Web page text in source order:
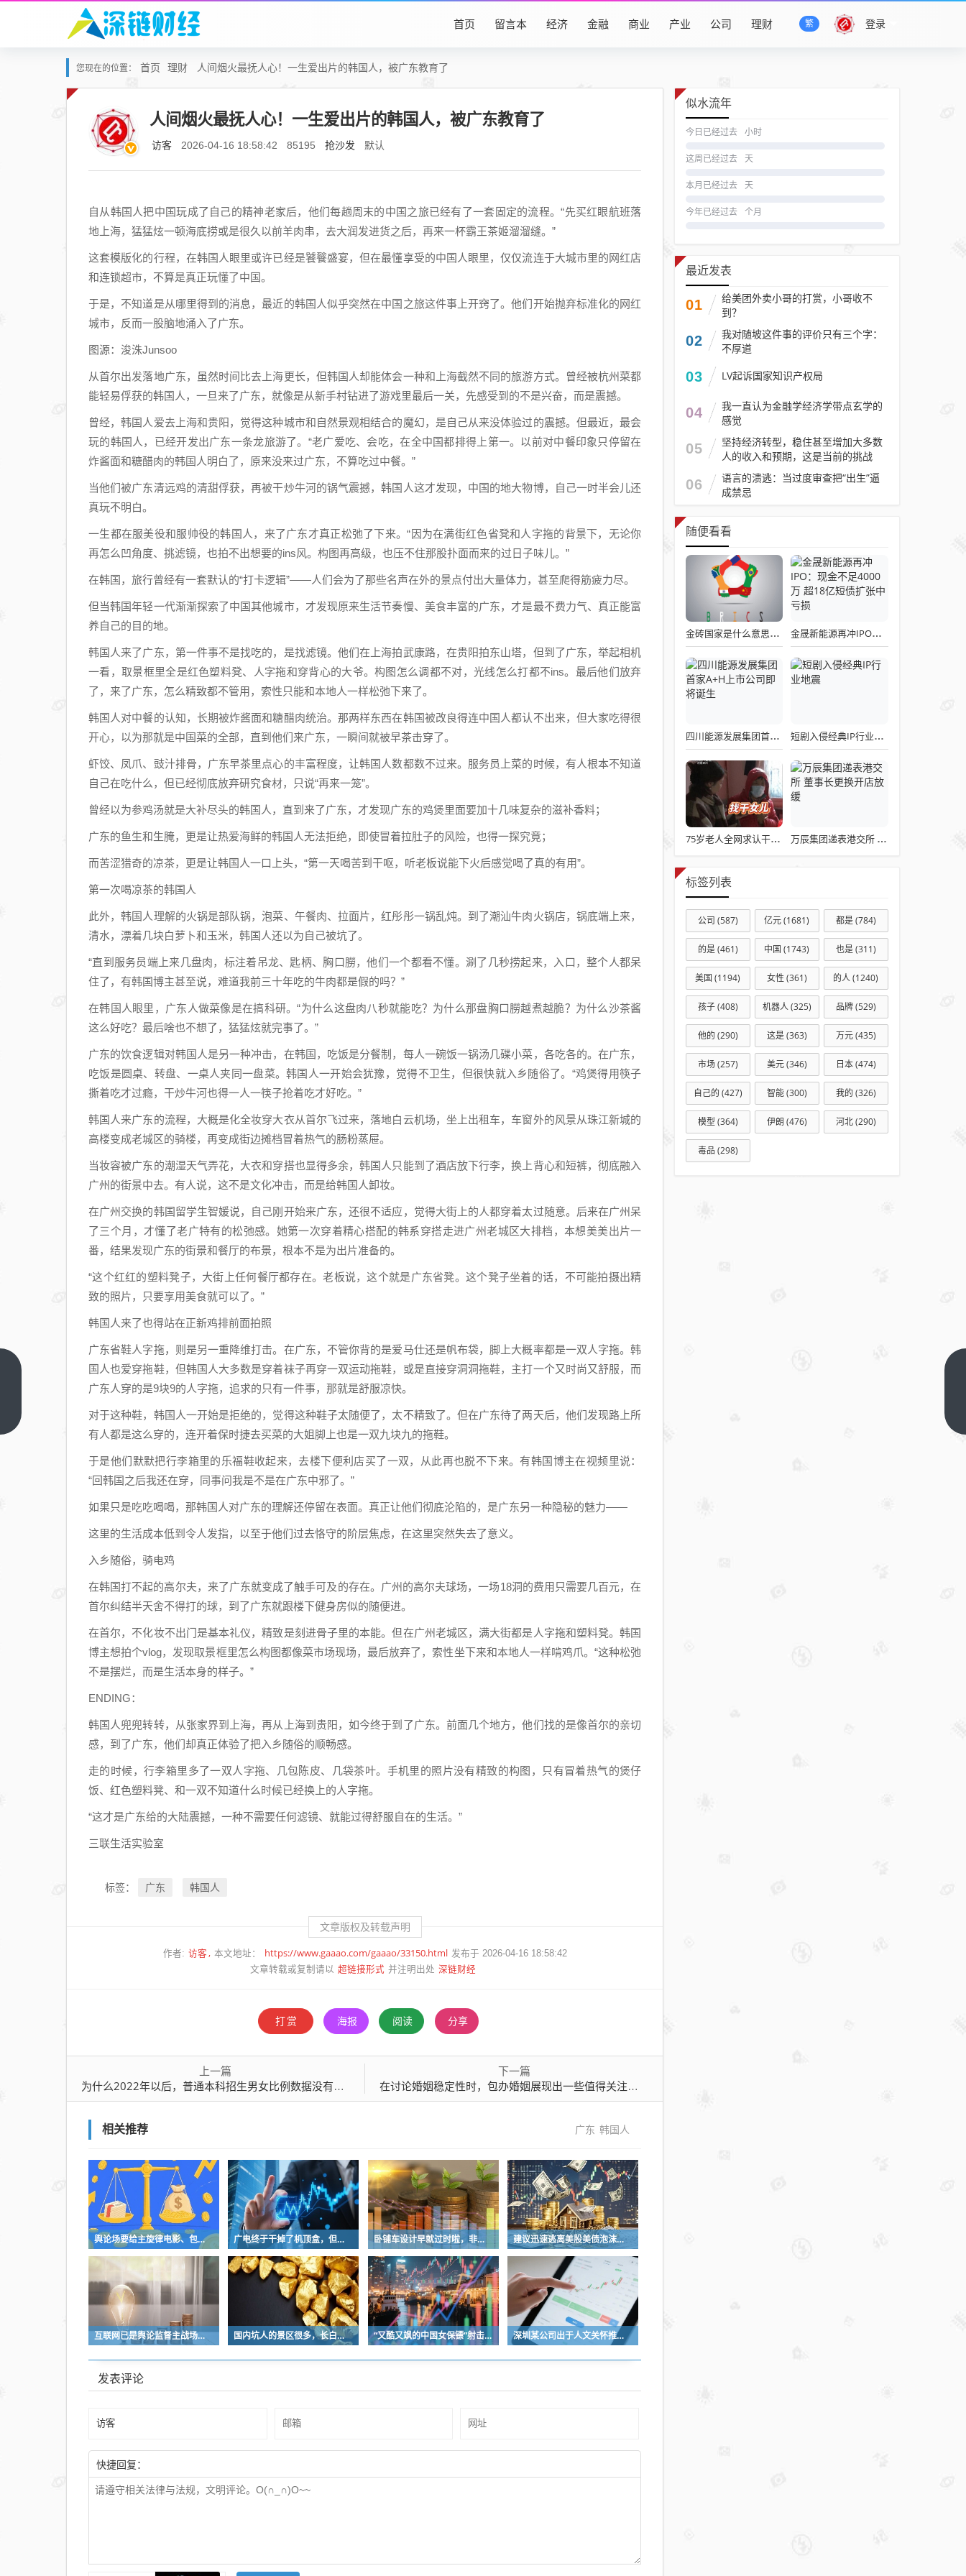
登录
繁
首页 留言本 经济 金融 商业 产业 公司 理财
您现在的位置： 首页 理财 人间烟火最抚人心！一生爱出片的韩国人，被广东教育了
人间烟火最抚人心！一生爱出片的韩国人，被广东教育了
访客 2026-04-16 18:58:42 85195 抢沙发 默认
自从韩国人把中国玩成了自己的精神老家后，他们每趟周末的中国之旅已经有了一套固定的流程。“先买红眼航班落
地上海，猛猛炫一顿海底捞或是很久以前羊肉串，去大润发进货之后，再来一杯霸王茶姬溜溜缝。”
这套模版化的行程，在韩国人眼里或许已经是饕餮盛宴，但在最懂享受的中国人眼里，仅仅流连于大城市里的网红店
和连锁超市，不算是真正玩懂了中国。
于是，不知道是从哪里得到的消息，最近的韩国人似乎突然在中国之旅这件事上开窍了。他们开始抛弃标准化的网红
城市，反而一股脑地涌入了广东。
图源：浚洙Junsoo
从首尔出发落地广东，虽然时间比去上海更长，但韩国人却能体会一种和上海截然不同的旅游方式。曾经被杭州菜都
能轻易俘获的韩国人，一旦来了广东，就像是从新手村钻进了游戏里最后一关，先感受到的不是兴奋，而是震撼。
曾经，韩国人爱去上海和贵阳，觉得这种城市和自然景观相结合的魔幻，是自己从来没体验过的震撼。但最近，最会
玩的韩国人，已经开发出广东一条龙旅游了。“老广爱吃、会吃，在全中国都排得上第一。以前对中餐印象只停留在
炸酱面和糖醋肉的韩国人明白了，原来没来过广东，不算吃过中餐。”
当他们被广东清远鸡的清甜俘获，再被干炒牛河的锅气震撼，韩国人这才发现，中国的地大物博，自己一时半会儿还
真玩不明白。
一生都在服美役和服帅役的韩国人，来了广东才真正松弛了下来。“因为在满街红色省凳和人字拖的背景下，无论你
再怎么凹角度、挑滤镜，也拍不出想要的ins风。构图再高级，也压不住那股扑面而来的过日子味儿。”
在韩国，旅行曾经有一套默认的“打卡逻辑”——人们会为了那些名声在外的景点付出大量体力，甚至爬得筋疲力尽。
但当韩国年轻一代渐渐探索了中国其他城市，才发现原来生活节奏慢、美食丰富的广东，才是最不费力气、真正能富
养自己的目的地。
韩国人来了广东，第一件事不是找吃的，是找滤镜。他们在上海拍武康路，在贵阳拍东山塔，但到了广东，举起相机
一看，取景框里全是红色塑料凳、人字拖和穿背心的大爷。构图怎么调都不对，光线怎么打都不ins。最后他们放弃
了，来了广东，怎么精致都不管用，索性只能和本地人一样松弛下来了。
韩国人对中餐的认知，长期被炸酱面和糖醋肉统治。那两样东西在韩国被改良得连中国人都认不出来，但大家吃得很
开心，以为那就是中国菜的全部，直到他们来广东，一瞬间就被早茶击穿了。
虾饺、凤爪、豉汁排骨，广东早茶里点心的丰富程度，让韩国人数都数不过来。服务员上菜的时候，有人根本不知道
自己在吃什么，但已经彻底放弃研究食材，只说“再来一笼”。
曾经以为参鸡汤就是大补尽头的韩国人，直到来了广东，才发现广东的鸡煲里面要加十几味复杂的滋补香料；
广东的鱼生和生腌，更是让热爱海鲜的韩国人无法拒绝，即使冒着拉肚子的风险，也得一探究竟；
而苦涩猎奇的凉茶，更是让韩国人一口上头，“第一天喝苦到干呕，听老板说能下火后感觉喝了真的有用”。
第一次喝凉茶的韩国人
此外，韩国人理解的火锅是部队锅，泡菜、午餐肉、拉面片，红彤彤一锅乱炖。到了潮汕牛肉火锅店，锅底端上来，
清水，漂着几块白萝卜和玉米，韩国人还以为自己被坑了。
“直到服务员端上来几盘肉，标注着吊龙、匙柄、胸口朥，他们一个都看不懂。涮了几秒捞起来，入口，整个人都呆
住了，有韩国博主甚至说，难道我前三十年吃的牛肉都是假的吗？”
在韩国人眼里，广东人做菜像是在搞科研。“为什么这盘肉八秒就能吃？为什么那盘胸口朥越煮越脆？为什么沙茶酱
这么好吃？最后啥也不想了，猛猛炫就完事了。”
广东的饮食逻辑对韩国人是另一种冲击，在韩国，吃饭是分餐制，每人一碗饭一锅汤几碟小菜，各吃各的。在广东，
吃饭是圆桌、转盘、一桌人夹同一盘菜。韩国人一开始会犹豫，觉得不卫生，但很快就入乡随俗了。“鸡煲得用筷子
撕着吃才过瘾，干炒牛河也得一人一筷子抢着吃才好吃。”
韩国人来广东的流程，大概是化全妆穿大衣从首尔飞过来，落地白云机场，坐上出租车，车窗外的风景从珠江新城的
高楼变成老城区的骑楼，再变成街边摊档冒着热气的肠粉蒸屉。
当妆容被广东的潮湿天气弄花，大衣和穿搭也显得多余，韩国人只能到了酒店放下行李，换上背心和短裤，彻底融入
广州的街景中去。有人说，这不是文化冲击，而是给韩国人卸妆。
在广州交换的韩国留学生智媛说，自己刚开始来广东，还很不适应，觉得大街上的人都穿着太过随意。后来在广州呆
了三个月，才懂了老广特有的松弛感。她第一次穿着精心搭配的韩系穿搭走进广州老城区大排档，本想美美出片一
番，结果发现广东的街景和餐厅的布景，根本不是为出片准备的。
“这个红红的塑料凳子，大街上任何餐厅都存在。老板说，这个就是广东省凳。这个凳子坐着的话，不可能拍摄出精
致的照片，只要享用美食就可以了。”
韩国人来了也得站在正新鸡排前面拍照
广东省鞋人字拖，则是另一重降维打击。在广东，不管你背的是爱马仕还是帆布袋，脚上大概率都是一双人字拖。韩
国人也爱穿拖鞋，但韩国人大多数是穿着袜子再穿一双运动拖鞋，或是直接穿洞洞拖鞋，主打一个又时尚又舒服，而
广东人穿的是9块9的人字拖，追求的只有一件事，那就是舒服凉快。
对于这种鞋，韩国人一开始是拒绝的，觉得这种鞋子太随便了，太不精致了。但在广东待了两天后，他们发现路上所
有人都是这么穿的，连开着保时捷去买菜的大姐脚上也是一双九块九的拖鞋。
于是他们默默把行李箱里的乐福鞋收起来，去楼下便利店买了一双，从此再也脱不下来。有韩国博主在视频里说：
“回韩国之后我还在穿，同事问我是不是在广东中邪了。”
如果只是吃吃喝喝，那韩国人对广东的理解还停留在表面。真正让他们彻底沦陷的，是广东另一种隐秘的魅力——
这里的生活成本低到令人发指，以至于他们过去恪守的阶层焦虑，在这里突然失去了意义。
入乡随俗，骑电鸡
在韩国打不起的高尔夫，来了广东就变成了触手可及的存在。广州的高尔夫球场，一场18洞的费用只需要几百元，在
首尔纠结半天舍不得打的球，到了广东就跟楼下健身房似的随便进。
在首尔，不化妆不出门是基本礼仪，精致是刻进骨子里的本能。但在广州老城区，满大街都是人字拖和塑料凳。韩国
博主想拍个vlog，发现取景框里怎么构图都像菜市场现场，最后放弃了，索性坐下来和本地人一样啃鸡爪。“这种松弛
不是摆烂，而是生活本身的样子。”
ENDING：
韩国人兜兜转转，从张家界到上海，再从上海到贵阳，如今终于到了广东。前面几个地方，他们找的是像首尔的亲切
感，到了广东，他们却真正体验了把入乡随俗的顺畅感。
走的时候，行李箱里多了一双人字拖、几包陈皮、几袋茶叶。手机里的照片没有精致的构图，只有冒着热气的煲仔
饭、红色塑料凳、和一双不知道什么时候已经换上的人字拖。
“这才是广东给的大陆震撼，一种不需要任何滤镜、就能过得舒服自在的生活。”
三联生活实验室
标签： 广东 韩国人
文章版权及转载声明
作者: 访客 本文地址： https://www.gaaao.com/gaaao/33150.html 发布于 2026-04-16 18:58:42
文章转载或复制请以 超链接形式 并注明出处 深链财经
打赏 海报 阅读 分享
上一篇
为什么2022年以后，普通本科招生男女比例数据没有了？
下一篇
在讨论婚姻稳定性时，包办婚姻展现出一些值得关注的特点
相关推荐 广东 韩国人
舆论场要给主旋律电影、包括所有影视和艺术创作多一些发挥空间 广电终于干掉了机顶盒，但现在没多少人看电视了… 卧铺车设计早就过时啦，非常不具备人性化 建议迅速逃离美股美债泡沫，AI正加速而非延缓其泡沫破裂
互联网已是舆论监督主战场，让我们用这五点珍惜它 国内坑人的景区很多，长白天池只是其中被坑印象最深的那一个 “又酷又飒的中国女保镖”射击夺冠 深圳某公司出于人文关怀推出内部托管，结果无孩单身员工举报了，核心理由有两个
发表评论
快捷回复：
似水流年
今日已经过去 小时
这周已经过去 天
本月已经过去 天
今年已经过去 个月
最近发表
01
给美团外卖小哥的打赏，小哥收不
到？
02
我对随坡这件事的评价只有三个字：
不厚道
03 LV起诉国家知识产权局
04
我一直认为金融学经济学带点玄学的
感觉
05
坚持经济转型，稳住甚至增加大多数
人的收入和预期，这是当前的挑战
06
语言的溃逃：当过度审查把“出生”逼
成禁忌
随便看看
金砖国家是什么意思？三个项目看懂金砖本质：不是慈善团，而是利益共同体 金晟新能源再冲IPO：现金不足4000万 超18亿短债扩张中亏损
四川能源发展集团首家A+H上市公司即将诞生 短剧入侵经典IP行业地震
75岁老人全网求认干女儿:给一套房，月付3千，只求晚年有人递口热饭 万辰集团递表港交所 董事长更换开店放缓
标签列表
公司 (587) 亿元(1681) 都是(784)
的是(461) 中国 (1743) 也是(311)
美国 (1194) 女性 (361) 的人(1240)
孩子(408) 机器人(325) 品牌(529)
他的 (290) 这是(363) 万元(435)
市场(257) 美元(346) 日本(474)
自己的 (427) 智能(300) 我的 (326)
模型 (364) 伊朗 (476) 河北(290)
毒品 (298)